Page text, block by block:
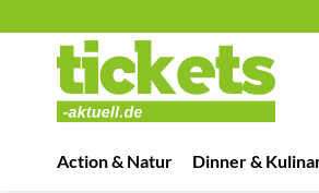
springen
Action & Natur Dinner &